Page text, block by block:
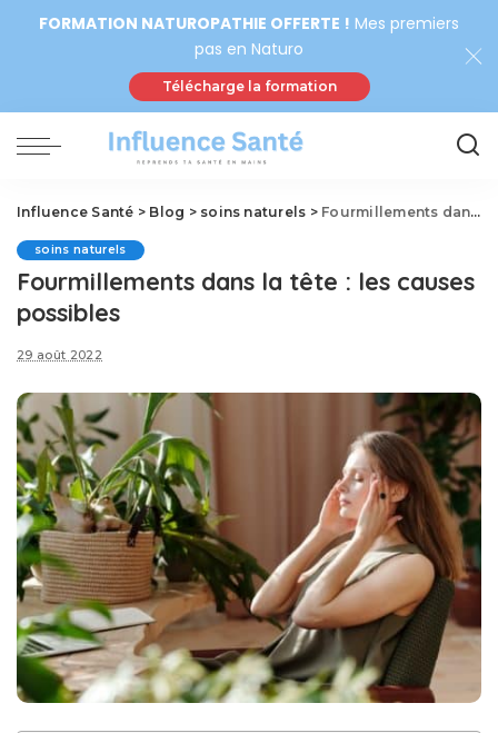
FORMATION NATUROPATHIE OFFERTE ! Mes premiers
pas en Naturo
Télécharge la formation
Influence Santé > Blog > soins naturels > Fourmillements dans la tête : les causes possibles
soins naturels
Fourmillements dans la tête : les causes
possibles
29 août 2022